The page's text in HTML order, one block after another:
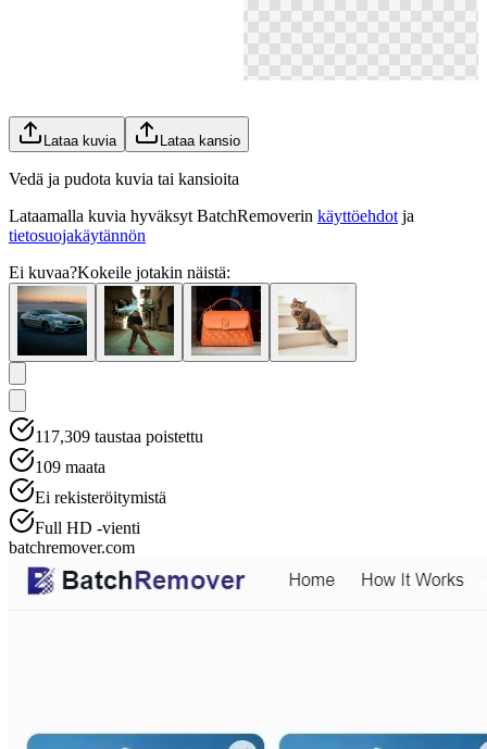
Lataa kuvia Lataa kansio
Vedä ja pudota kuvia tai kansioita
Lataamalla kuvia hyväksyt BatchRemoverin käyttöehdot ja
tietosuojakäytännön
Ei kuvaa?Kokeile jotakin näistä:
117,309 taustaa poistettu
109 maata
Ei rekisteröitymistä
Full HD -vienti
batchremover.com